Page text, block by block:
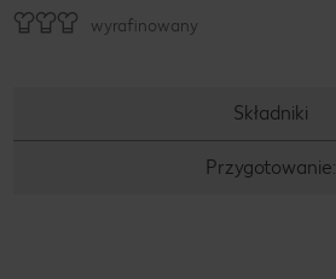
wyrafinowany
Składniki
Przygotowanie: